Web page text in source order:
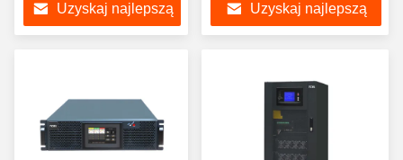
Uzyskaj najlepszą
Uzyskaj najlepszą